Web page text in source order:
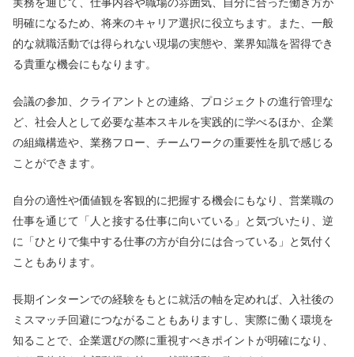
明確になるため、将来のキャリア選択に役立ちます。また、一般
的な就職活動では得られない現場の実態や、業界知識を習得でき
る貴重な機会にもなります。
会議の参加、クライアントとの連絡、プロジェクトの進行管理な
ど、社会人として必要な基本スキルを実践的に学べるほか、企業
の組織構造や、業務フロー、チームワークの重要性を肌で感じる
ことができます。
自分の適性や価値観を客観的に把握する機会にもなり、営業職の
仕事を通じて「人と接する仕事に向いている」と気づいたり、逆
に「ひとりで集中する仕事の方が自分には合っている」と気付く
こともあります。
長期インターンでの経験をもとに就活の軸を定めれば、入社後の
ミスマッチ回避につながることもありますし、実際に働く環境を
知ることで、企業選びの際に重視すべきポイントが明確になり、